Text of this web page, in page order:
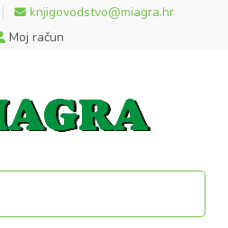
knjigovodstvo@miagra.hr
Moj račun